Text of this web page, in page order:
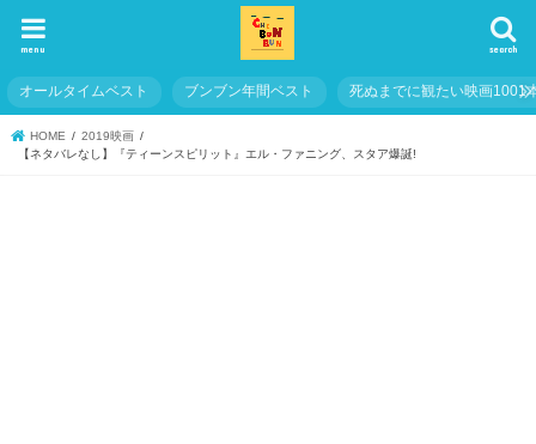
search
menu
オールタイムベスト ブンブン年間ベスト 死ぬまでに観たい映画1001
HOME
2019映画
【ネタバレなし】『ティーンスピリット』エル・ファニング、スタア爆誕!